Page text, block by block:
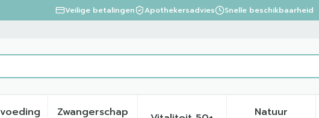
Veilige betalingen Apothekersadvies Snelle beschikbaarheid
Zwangerschap
Natuur